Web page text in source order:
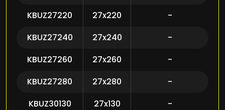
KBUZ27220
27x220
-
KBUZ27240
27x240
-
KBUZ27260
27x260
-
KBUZ27280
27x280
-
KBUZ30130
27x130
-